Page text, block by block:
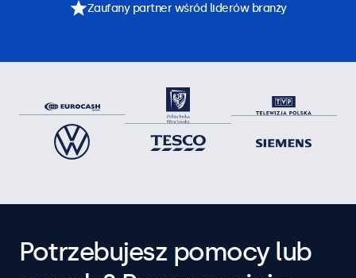
Zaufany partner wśród liderów branży
Potrzebujesz pomocy lub